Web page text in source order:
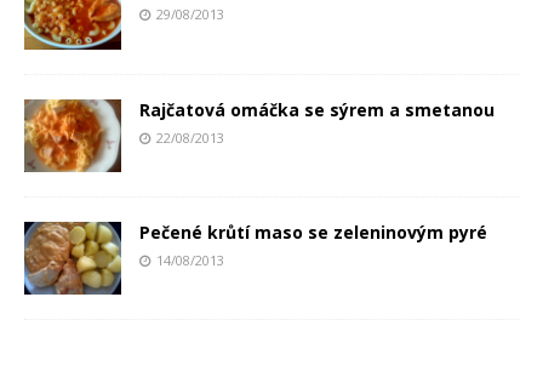
29/08/2013
Rajčatová omáčka se sýrem a smetanou
22/08/2013
Pečené krůtí maso se zeleninovým pyré
14/08/2013